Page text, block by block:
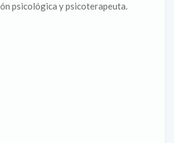
psicológica y psicoterapeuta.